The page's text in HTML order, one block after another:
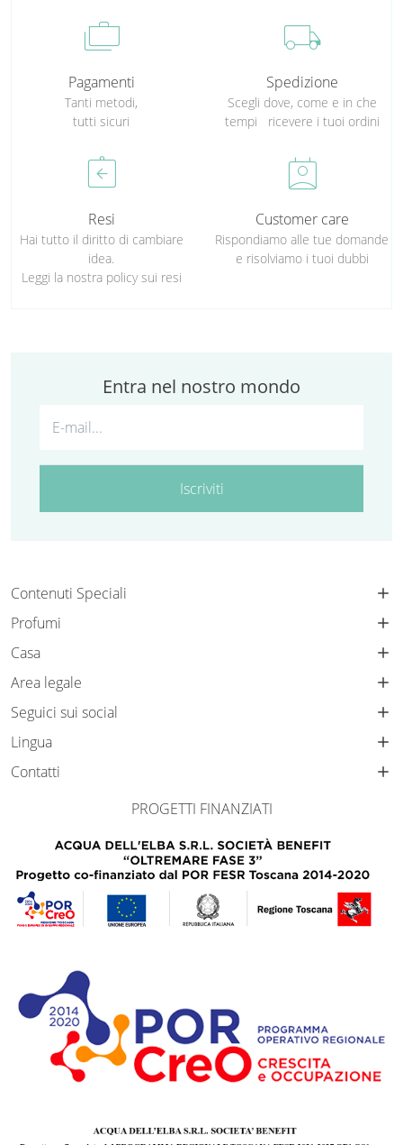
cases
Pagamenti
Tanti metodi,
tutti sicuri
local_shipping
Spedizione
Scegli dove, come e in che
tempi ricevere i tuoi ordini
assignment_return
Resi
Hai tutto il diritto di cambiare
idea.
Leggi la nostra policy sui resi
perm_contact_calendar
Customer care
Rispondiamo alle tue domande
e risolviamo i tuoi dubbi
Entra nel nostro mondo
Iscriviti
Contenuti Speciali
Profumi
Casa
Area legale
Seguici sui social
Lingua
Contatti
PROGETTI FINANZIATI